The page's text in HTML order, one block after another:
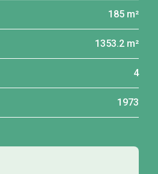
185 m²
1353.2 m²
4
1973